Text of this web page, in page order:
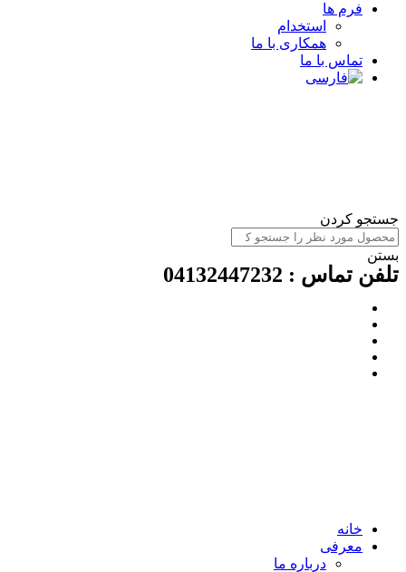
فرم ها
استخدام
همکاری با ما
تماس با ما
جستجو کردن
بستن
تلفن تماس : 04132447232
خانه
معرفی
درباره ما